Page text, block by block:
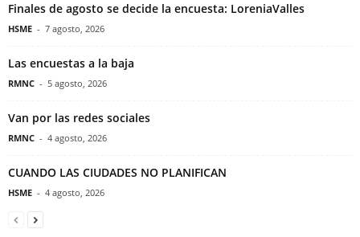
Finales de agosto se decide la encuesta: LoreniaValles
HSME - 7 agosto, 2026
Las encuestas a la baja
RMNC - 5 agosto, 2026
Van por las redes sociales
RMNC - 4 agosto, 2026
CUANDO LAS CIUDADES NO PLANIFICAN
HSME - 4 agosto, 2026